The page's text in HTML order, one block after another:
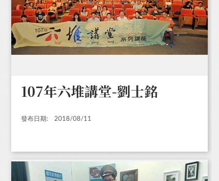
107年六堆講堂-劉士銘
發布日期: 2018/08/11